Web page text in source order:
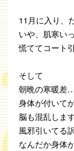
11月に入り、
いや、肌寒い
慌ててコート
そして
朝晩の寒暖差
身体が付いて
脳も混乱しま
風邪引いてる
なんだか身体